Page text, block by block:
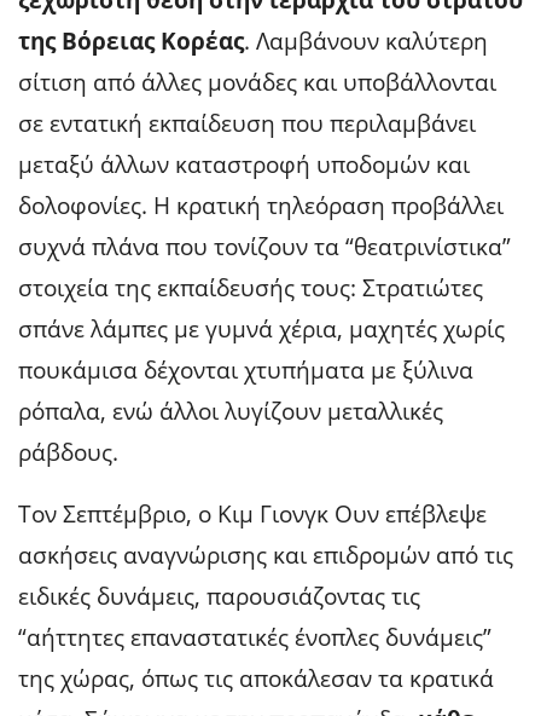
της Βόρειας Κορέας. Λαμβάνουν καλύτερη
σίτιση από άλλες μονάδες και υποβάλλονται
σε εντατική εκπαίδευση που περιλαμβάνει
μεταξύ άλλων καταστροφή υποδομών και
δολοφονίες. Η κρατική τηλεόραση προβάλλει
συχνά πλάνα που τονίζουν τα “θεατρινίστικα”
στοιχεία της εκπαίδευσής τους: Στρατιώτες
σπάνε λάμπες με γυμνά χέρια, μαχητές χωρίς
πουκάμισα δέχονται χτυπήματα με ξύλινα
ρόπαλα, ενώ άλλοι λυγίζουν μεταλλικές
ράβδους.
Τον Σεπτέμβριο, ο Κιμ Γιονγκ Ουν επέβλεψε
ασκήσεις αναγνώρισης και επιδρομών από τις
ειδικές δυνάμεις, παρουσιάζοντας τις
“αήττητες επαναστατικές ένοπλες δυνάμεις”
της χώρας, όπως τις αποκάλεσαν τα κρατικά